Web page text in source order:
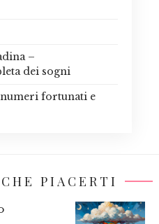
–
dei sogni
fortunati e
PIACERTI